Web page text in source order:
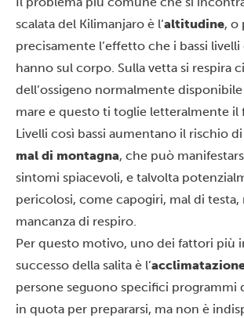
scalata del Kilimanjaro è l’altitudine, o
precisamente l’effetto che i bassi
hanno sul corpo. Sulla vetta si respira
dell’ossigeno normalmente
mare e questo ti toglie letteralmente il
Livelli così bassi aumentano il rischio
mal di montagna, che può
sintomi spiacevoli, e talvolta
pericolosi, come capogiri, mal di testa,
mancanza di respiro.
Per questo motivo, uno dei fattori più
successo della salita è l’
persone seguono specifici programmi
in quota per prepararsi, ma non è